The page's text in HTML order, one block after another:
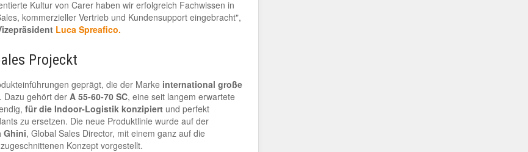
Kultur von Carer haben wir erfolgreich Fachwissen in
kommerzieller Vertrieb und Kundensupport eingebracht",
Luca Spreafico.
Projeckt
geprägt, die der Marke international große
Dazu gehört der A 55-60-70 SC, eine seit langem erwartete
für die Indoor-Logistik konzipiert und perfekt
zu ersetzen. Die neue Produktlinie wurde auf der
Ghini, Global Sales Director, mit einem ganz auf die
Konzept vorgestellt.